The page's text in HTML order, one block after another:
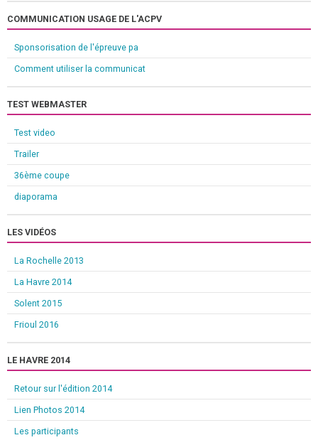
COMMUNICATION USAGE DE L'ACPV
Sponsorisation de l'épreuve pa
Comment utiliser la communicat
TEST WEBMASTER
Test video
Trailer
36ème coupe
diaporama
LES VIDÉOS
La Rochelle 2013
La Havre 2014
Solent 2015
Frioul 2016
LE HAVRE 2014
Retour sur l'édition 2014
Lien Photos 2014
Les participants